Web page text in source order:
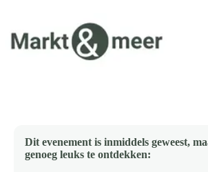
inhoud
Dit evenement is inmiddels geweest,
genoeg leuks te ontdekken: